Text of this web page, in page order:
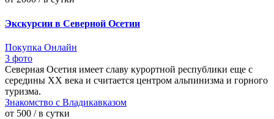
Экскурсии в Северной Осетии
Покупка Онлайн
3 фото
Северная Осетия имеет славу курортной республики еще с
середины XX века и считается центром альпинизма и горного
туризма.
Знакомство с Владикавказом
от 500 / в сутки